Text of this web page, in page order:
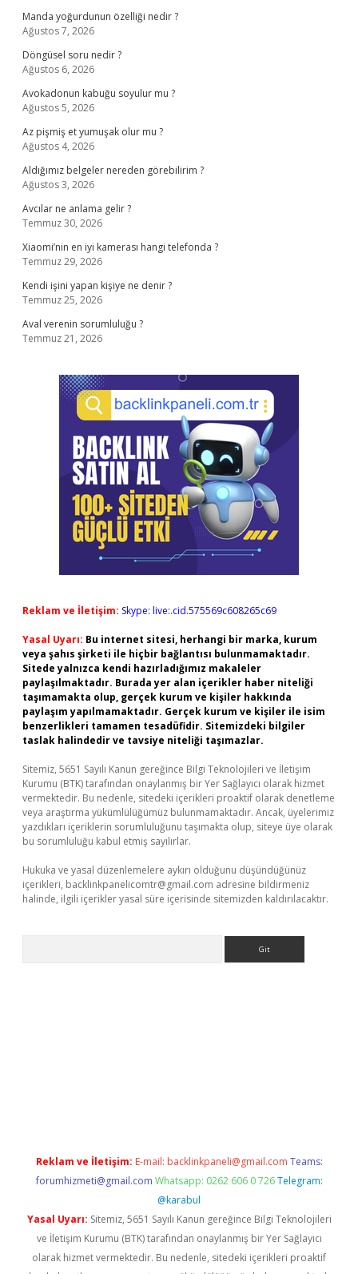
Manda yoğurdunun özelliği nedir ?
Ağustos 7, 2026
Döngüsel soru nedir ?
Ağustos 6, 2026
Avokadonun kabuğu soyulur mu ?
Ağustos 5, 2026
Az pişmiş et yumuşak olur mu ?
Ağustos 4, 2026
Aldığımız belgeler nereden görebilirim ?
Ağustos 3, 2026
Avcılar ne anlama gelir ?
Temmuz 30, 2026
Xiaomi’nin en iyi kamerası hangi telefonda ?
Temmuz 29, 2026
Kendi işini yapan kişiye ne denir ?
Temmuz 25, 2026
Aval verenin sorumluluğu ?
Temmuz 21, 2026
Reklam ve İletişim: Skype: live:.cid.575569c608265c69
Yasal Uyarı: Bu internet sitesi, herhangi bir marka, kurum
veya şahıs şirketi ile hiçbir bağlantısı bulunmamaktadır.
Sitede yalnızca kendi hazırladığımız makaleler
paylaşılmaktadır. Burada yer alan içerikler haber niteliği
taşımamakta olup, gerçek kurum ve kişiler hakkında
paylaşım yapılmamaktadır. Gerçek kurum ve kişiler ile isim
benzerlikleri tamamen tesadüfidir. Sitemizdeki bilgiler
taslak halindedir ve tavsiye niteliği taşımazlar.
Sitemiz, 5651 Sayılı Kanun gereğince Bilgi Teknolojileri ve İletişim
Kurumu (BTK) tarafından onaylanmış bir Yer Sağlayıcı olarak hizmet
vermektedir. Bu nedenle, sitedeki içerikleri proaktif olarak denetleme
veya araştırma yükümlülüğümüz bulunmamaktadır. Ancak, üyelerimiz
yazdıkları içeriklerin sorumluluğunu taşımakta olup, siteye üye olarak
bu sorumluluğu kabul etmiş sayılırlar.
Hukuka ve yasal düzenlemelere aykırı olduğunu düşündüğünüz
içerikleri, backlinkpanelicomtr@gmail.com adresine bildirmeniz
halinde, ilgili içerikler yasal süre içerisinde sitemizden kaldırılacaktır.
Reklam ve İletişim: E-mail: backlinkpaneli@gmail.com Teams:
forumhizmeti@gmail.com Whatsapp: 0262 606 0 726 Telegram:
@karabul
Yasal Uyarı: Sitemiz, 5651 Sayılı Kanun gereğince Bilgi Teknolojileri
ve İletişim Kurumu (BTK) tarafından onaylanmış bir Yer Sağlayıcı
olarak hizmet vermektedir. Bu nedenle, sitedeki içerikleri proaktif